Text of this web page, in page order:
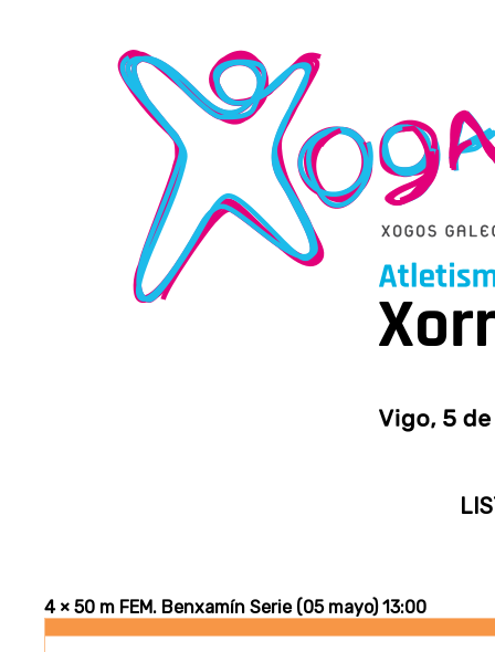
4 × 50 m FEM. Benxamín Serie (05 mayo) 13:00